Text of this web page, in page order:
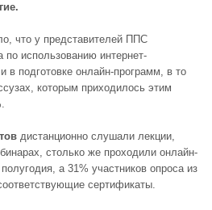
что у представителей ППС
по использованию интернет-
в подготовке онлайн-программ, в то
которым приходилось этим
дистанционно слушали лекции,
столько же проходили онлайн-
а 31% участников опроса из
сертификаты.